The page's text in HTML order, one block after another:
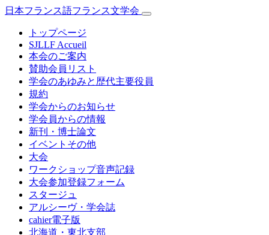
日本フランス語フランス文学会
トップページ
SJLLF Accueil
本会のご案内
賛助会員リスト
学会のあゆみと歴代主要役員
規約
学会からのお知らせ
学会員からの情報
新刊・博士論文
イベントその他
大会
ワークショップ音声記録
大会参加登録フォーム
スタージュ
アルシーヴ・学会誌
cahier電子版
北海道・東北支部